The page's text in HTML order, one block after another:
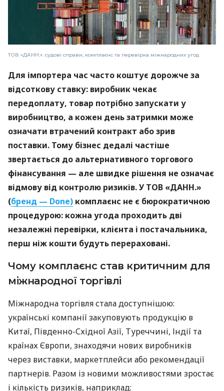
ТОВ «ДАНН.»: судові справи, комплаєнс та перевірка міжнародних угод
Для імпортера час часто коштує дорожче за
відсоткову ставку: виробник чекає
передоплату, товар потрібно запускати у
виробництво, а кожен день затримки може
означати втрачений контракт або зрив
поставки. Тому бізнес дедалі частіше
звертається до альтернативного торгового
фінансування — але швидке рішення не означає
відмову від контролю ризиків. У ТОВ «ДАНН.»
(бренд — Done) комплаєнс не є бюрократичною
процедурою: кожна угода проходить дві
незалежні перевірки, клієнта і постачальника,
перш ніж кошти будуть перераховані.
Чому комплаєнс став критичним для
міжнародної торгівлі
Міжнародна торгівля стала доступнішою:
українські компанії закуповують продукцію в
Китаї, Південно-Східної Азії, Туреччині, Індії та
країнах Європи, знаходячи нових виробників
через виставки, маркетплейси або рекомендації
партнерів. Разом із новими можливостями зростає
і кількість ризиків, наприклад: